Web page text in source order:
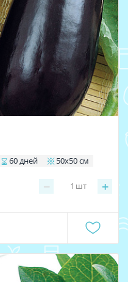
60 дней 50х50 см
− +
1 шт